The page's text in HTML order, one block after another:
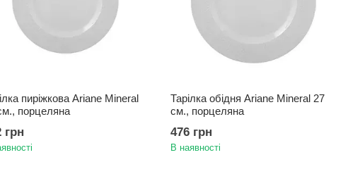
пиріжкова Ariane Mineral
порцеляна
грн
Тарілка обідня Ariane Mineral 27
см., порцеляна
476 грн
В наявності